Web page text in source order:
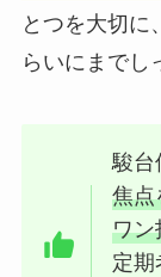
とつを大切に
らいにまでし
駿台
焦点
ワン
定期